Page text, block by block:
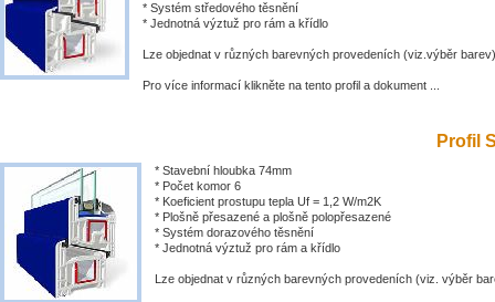
* Systém středového těsnění
* Jednotná výztuž pro rám a křídlo
Lze objednat v různých barevných provedeních (viz.výběr barev)
Pro více informací klikněte na tento profil a dokument ...
Profil
* Stavební hloubka 74mm
* Počet komor 6
* Koeficient prostupu tepla Uf = 1,2 W/m2K
* Plošně přesazené a plošně polopřesazené
* Systém dorazového těsnění
* Jednotná výztuž pro rám a křídlo
Lze objednat v různých barevných provedeních (viz. výběr